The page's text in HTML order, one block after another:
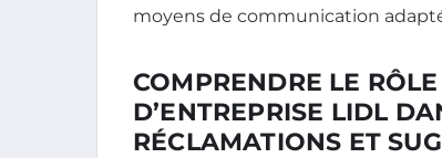
moyens de communication
COMPRENDRE LE
D’ENTREPRISE LIDL
RÉCLAMATIONS ET